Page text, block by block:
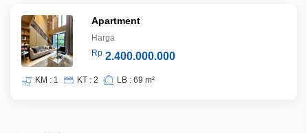
Apartment
Harga
Rp 2.400.000.000
KM : 1 KT : 2 LB : 69 m²